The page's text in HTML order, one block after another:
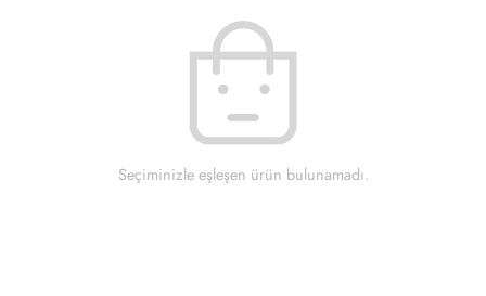
Seçiminizle eşleşen ürün bulunamadı.